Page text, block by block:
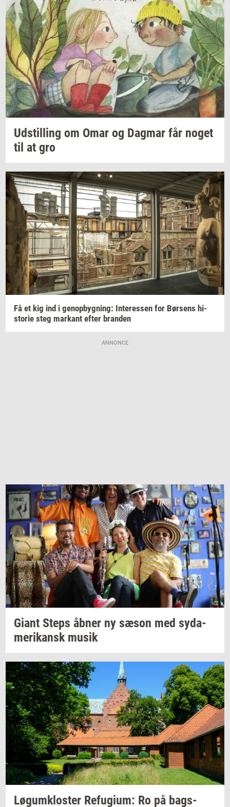
Ud­stil­ling om Omar og Dag­mar får noget
til at gro
Få et kig ind i genop­byg­ning: In­ter­es­sen for Bør­sens hi­
sto­rie steg mar­kant efter bran­den
ANNONCE
Giant Steps åbner ny sæson med sy­da­
me­ri­kanskmusik
Løgum­klo­ster Re­fu­gi­um: Ro på bags­